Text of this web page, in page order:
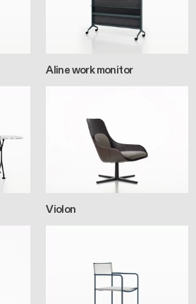
Aline work monitor
Violon